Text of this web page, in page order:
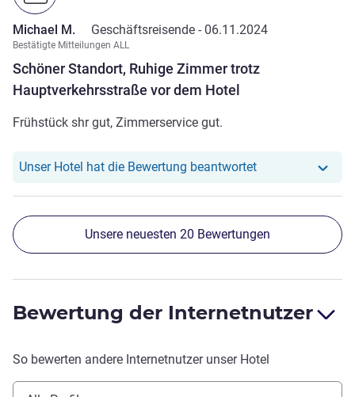
Schöner Standort, Ruhige Zimmer trotz
Hauptverkehrsstraße vor dem Hotel
Michael M. Geschäftsreisende - 06.11.2024
Bestätigte Mitteilungen ALL
Frühstück shr gut, Zimmerservice gut.
Unser Hotel hat die Bewertung beantwortetUnser Hotel hat
Unsere neuesten 20 Bewertungen
Bewertung der Internetnutzer
So bewerten andere Internetnutzer unser Hotel